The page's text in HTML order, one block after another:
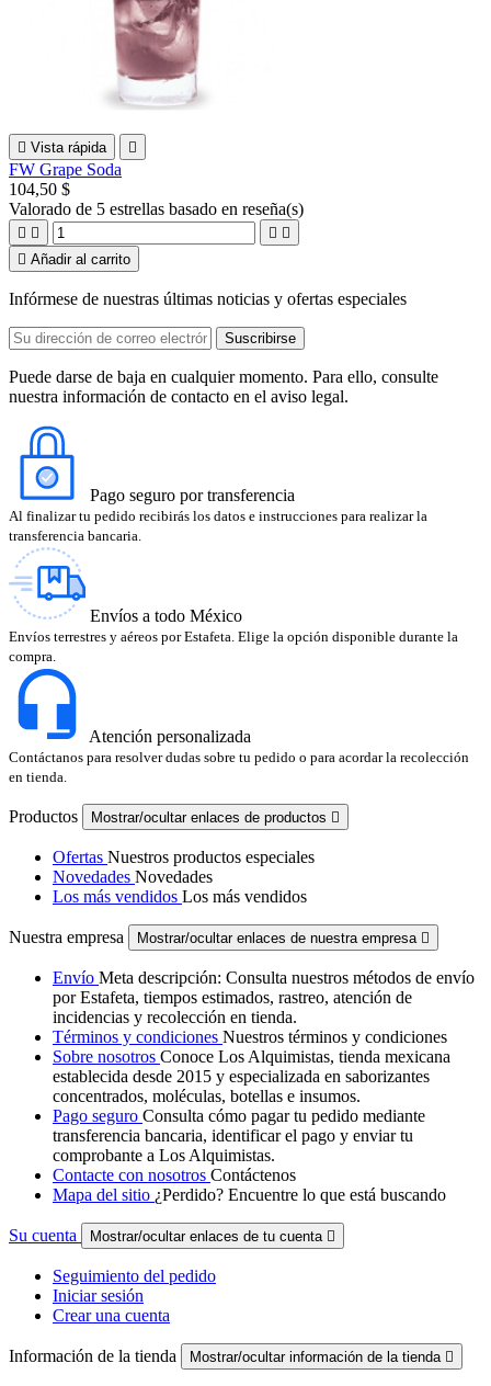
 Vista rápida 
FW Grape Soda
104,50 $
Valorado de 5 estrellas basado en reseña(s)
   
 Añadir al carrito
Infórmese de nuestras últimas noticias y ofertas especiales
Puede darse de baja en cualquier momento. Para ello, consulte
nuestra información de contacto en el aviso legal.
Pago seguro por transferencia
Al finalizar tu pedido recibirás los datos e instrucciones para realizar la
transferencia bancaria.
Envíos a todo México
Envíos terrestres y aéreos por Estafeta. Elige la opción disponible durante la
compra.
Atención personalizada
Contáctanos para resolver dudas sobre tu pedido o para acordar la recolección
en tienda.
Productos Mostrar/ocultar enlaces de productos 
Ofertas Nuestros productos especiales
Novedades Novedades
Los más vendidos Los más vendidos
Nuestra empresa Mostrar/ocultar enlaces de nuestra empresa 
Envío Meta descripción: Consulta nuestros métodos de envío
por Estafeta, tiempos estimados, rastreo, atención de
incidencias y recolección en tienda.
Términos y condiciones Nuestros términos y condiciones
Sobre nosotros Conoce Los Alquimistas, tienda mexicana
establecida desde 2015 y especializada en saborizantes
concentrados, moléculas, botellas e insumos.
Pago seguro Consulta cómo pagar tu pedido mediante
transferencia bancaria, identificar el pago y enviar tu
comprobante a Los Alquimistas.
Contacte con nosotros Contáctenos
Mapa del sitio ¿Perdido? Encuentre lo que está buscando
Su cuenta Mostrar/ocultar enlaces de tu cuenta 
Seguimiento del pedido
Iniciar sesión
Crear una cuenta
Información de la tienda Mostrar/ocultar información de la tienda 